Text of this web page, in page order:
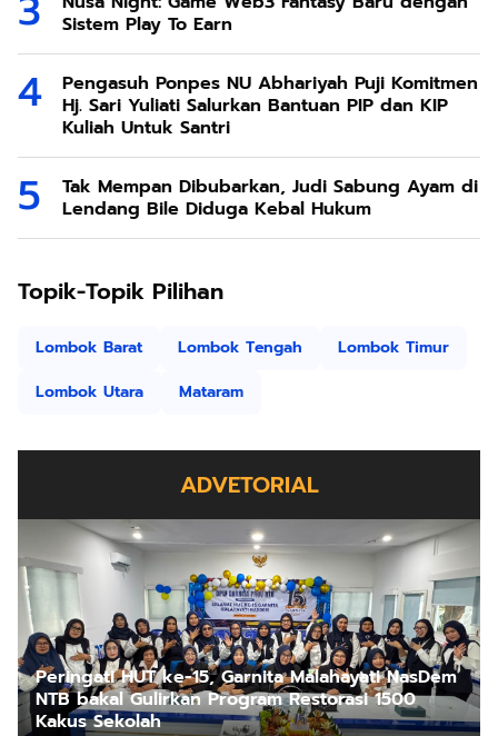
Sistem Play To Earn
Pengasuh Ponpes NU Abhariyah Puji Komitmen
Hj. Sari Yuliati Salurkan Bantuan PIP dan KIP
Kuliah Untuk Santri
Tak Mempan Dibubarkan, Judi Sabung Ayam di
Lendang Bile Diduga Kebal Hukum
Topik-Topik Pilihan
Lombok Barat Lombok Tengah
Lombok Timur
Lombok Utara
Mataram
ADVETORIAL
Peringati HUT ke-15, Garnita Malahayati NasDem
NTB bakal Gulirkan Program Restorasi 1500
Kakus Sekolah